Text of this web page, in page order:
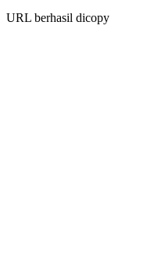
URL berhasil dicopy